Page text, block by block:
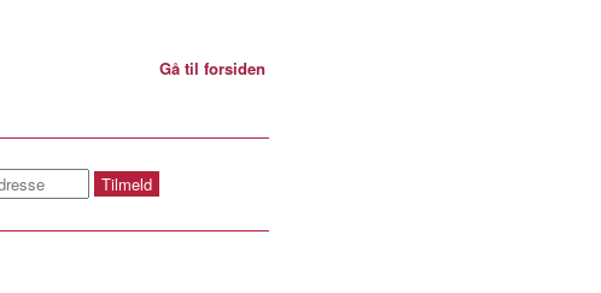
Gå til forsiden